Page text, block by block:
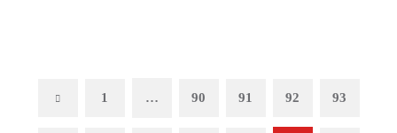
Previous1 … 90 91 92 93